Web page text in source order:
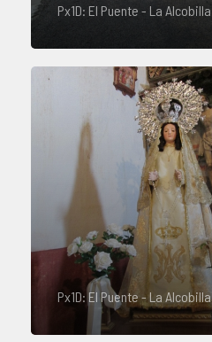
Px1D: El Puente - La Alcobilla
Px1D: El Puente - La Alcobilla